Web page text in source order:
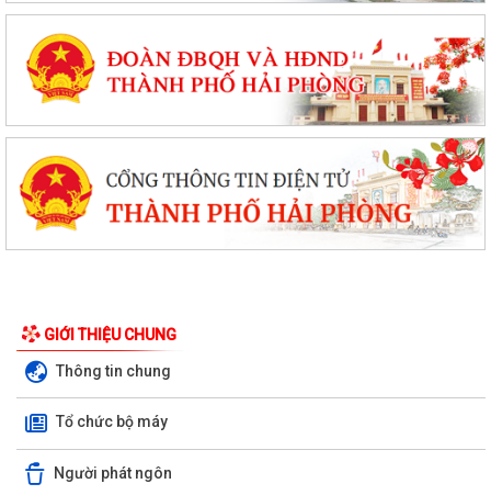
GIỚI THIỆU CHUNG
Thông tin chung
Tổ chức bộ máy
Người phát ngôn